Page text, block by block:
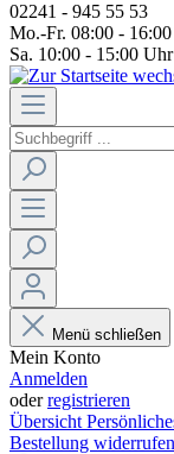
02241 - 945 55 53
Mo.-Fr. 08:00 -
Sa. 10:00 - 15:00 Uhr
Menü schließen
Mein Konto
Anmelden
oderregistrieren
Übersicht
Bestellung widerrufen